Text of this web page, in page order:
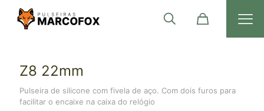
Z8 22mm
Pulseira de silicone com fivela de aço. Com dois furos para
facilitar o encaixe na caixa do relógio